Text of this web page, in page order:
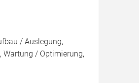
/ Auslegung,
Wartung / Optimierung,